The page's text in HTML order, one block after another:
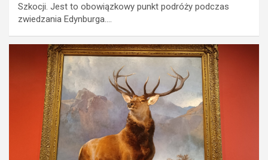
Szkocji. Jest to obowiązkowy punkt podróży podczas
zwiedzania Edynburga.…